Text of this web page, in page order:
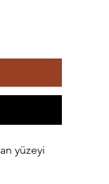
yüzeyi